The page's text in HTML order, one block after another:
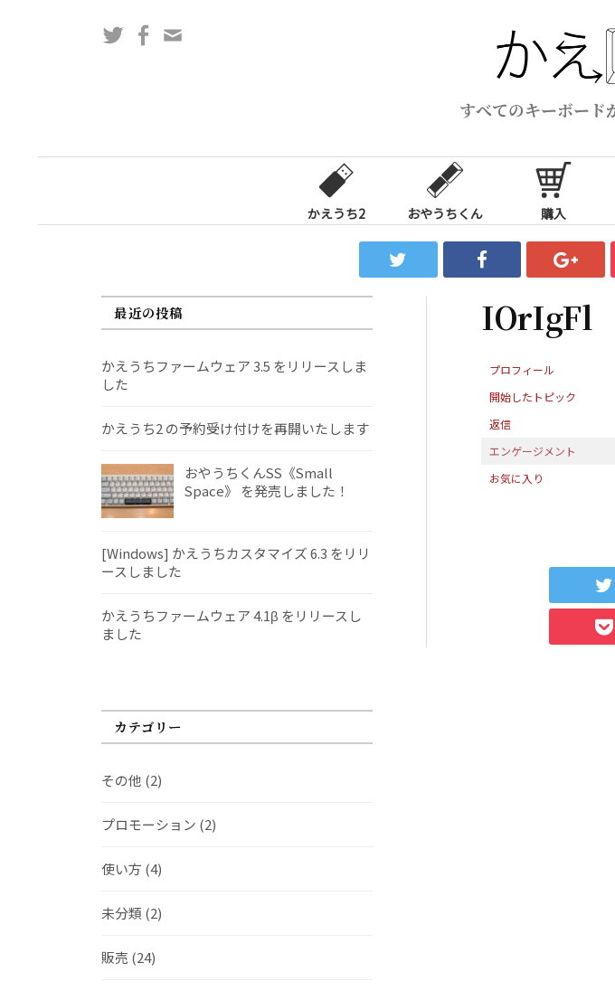
ス
すべてのキーボード
TwitterFacebook
かえうち2 おやうちくん 購入
IOrIgFl
プロフィール
開始したトピック
返信
エンゲージメント
お気に入り
最近の投稿
かえうちファームウェア 3.5 をリリースしま
した
かえうち2 の予約受け付けを再開いたします
おやうちくんSS《Small
Space》 を発売しました！
[Windows] かえうちカスタマイズ 6.3 をリリ
ースしました
かえうちファームウェア 4.1β をリリースし
ました
カテゴリー
その他 (2)
プロモーション (2)
使い方 (4)
未分類 (2)
販売 (24)